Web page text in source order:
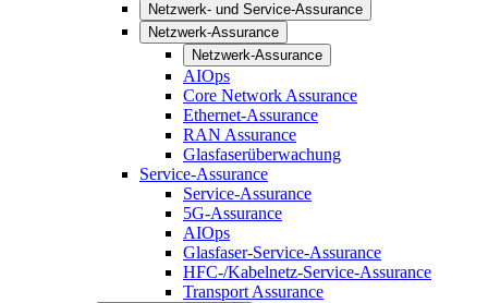
Netzwerk- und Service-Assurance
Netzwerk-Assurance
Netzwerk-Assurance
AIOps
Core Network Assurance
Ethernet-Assurance
RAN Assurance
Glasfaserüberwachung
Service-Assurance
Service-Assurance
5G-Assurance
AIOps
Glasfaser-Service-Assurance
HFC-/Kabelnetz-Service-Assurance
Transport Assurance